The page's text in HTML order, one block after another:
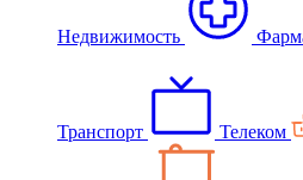
Недвижимость
Транспорт Телеком